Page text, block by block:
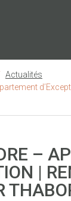
Actualités
–
|